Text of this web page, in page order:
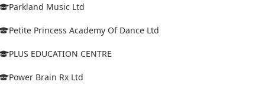
Parkland Music Ltd
Petite Princess Academy Of Dance Ltd
PLUS EDUCATION CENTRE
Power Brain Rx Ltd